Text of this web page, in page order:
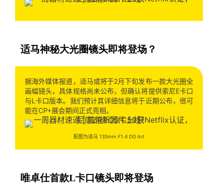
适马神秘大光圈镜头即将登场？
据海外媒体报道，适马或将于2月下旬发布一款大光圈全
画幅镜头，具体规格尚未公布，但确认将提供索尼E卡口
与L卡口版本。我们预计其详细信息将于近期公布，很可
能在CP+展会期间正式亮相。
配图为适马 135mm F1.4 DG Art
唯卓仕首款L卡口镜头即将登场